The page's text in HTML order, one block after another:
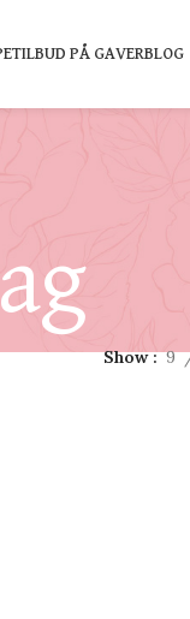
TILBUD PÅ GAVERBLOG
Show 9